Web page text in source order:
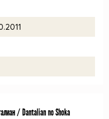
/ Dantalian no Shoka